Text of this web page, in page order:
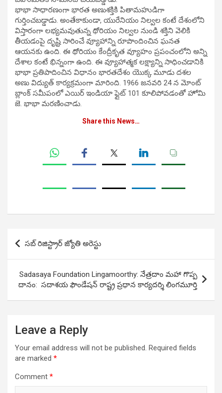
భాభా సాధారణంగా భారత అణుశక్తికి పితామహుడిగా
గుర్తించబడ్డాడు. అంతేకాకుండా, యురేనియం నిల్వల కంటే దేశంలోని
విస్తారంగా లభ్యమవుతున్న థోరియం నిల్వల నుండి శక్తిని వెలికి
తీయడంపై దృష్టి సారించే వ్యూహాన్ని రూపొందించిన ఘనత
ఆయనకు ఉంది. ఈ థోరియం కేంద్రీకృత వ్యూహం ప్రపంచంలోని అన్ని
దేశాల కంటే భిన్నంగా ఉంది. ఈ వ్యూహాత్మక లక్ష్యాన్ని సాధించడానికి
భాభా ప్రతిపాదించిన విధానం భారతదేశం యొక్క మూడు దశల
అణు విద్యుత్ కార్యక్రమంగా మారింది. 1966 జనవరి 24 న మోంట్
బ్లాంక్ సమీపంలో ఎయిర్ ఇండియా ఫ్లైట్ 101 కూలిపోవడంతో హోమి
జె. భాభా మరణించాడు.
Share this News…
Post
navigation
సబ్ రిజిస్ట్రార్ జ్యోతి అరెస్టు
Sadasaya Foundation Lingamoorthy: నేత్రదాం మహా గొప్ప
దానం: సదాశయ ఫౌండేషన్ రాష్ట్ర ప్రధాన కార్యదర్శి లింగమూర్తి
Leave a Reply
Your email address will not be published. Required fields
are marked *
Comment *